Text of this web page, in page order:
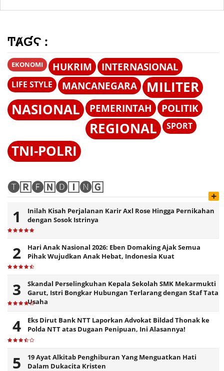
ͲȺƓϚ :
EKONOMI HUKRIM INTERNASIONAL
LIFE STYLE MANCANEGARA
MILITER
NASIONAL
PEMERINTAH POLITIK
REGIONAL SPORT
TNI-POLRI
🅣🅁🅔🄽🅓🄸🅝🄶
+
Inilah Kisah Perjalanan Karir Axl Rose Hingga Pernikahan
dengan Sosok Istrinya
Hari Anak Nasional 2026: Eben Domaking Ajak Semua
Pihak Wujudkan Anak Hebat, Indonesia Kuat
Skandal Perselingkuhan Kepala Sekolah SMK Mekarmukti
Garut, Istri Bongkar Hubungan Terlarang dengan Staf Tata
Usaha
Eks Dirut Bank NTT Laporkan Advokat Bildad Thonak ke
Polda NTT atas Dugaan Penipuan, Ini Alasannya!
19 Ayat Alkitab Penghiburan Yang Menguatkan Hati
Dalam Dukacita Kristen